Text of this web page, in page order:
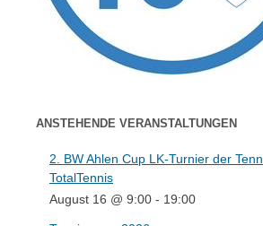
ANSTEHENDE VERANSTALTUNGEN
2. BW Ahlen Cup LK-Turnier der
TotalTennis
August 16 @ 9:00 - 19:00